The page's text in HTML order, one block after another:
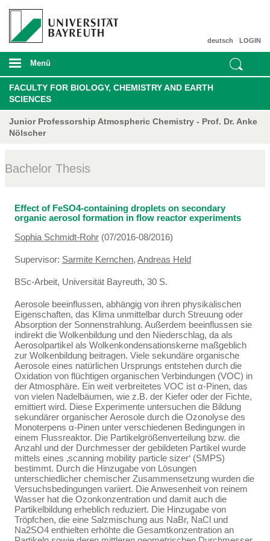
LOGIN
deutsch
Menü
FACULTY FOR BIOLOGY, CHEMISTRY AND EARTH
SCIENCES
Junior Professorship Atmospheric Chemistry - Prof. Dr. Anke
Nölscher
Bachelor Thesis
Effect of FeSO4-containing droplets on secondary
organic aerosol formation in flow reactor experiments
Sophia Schmidt-Rohr (07/2016-08/2016)
Supervisor: Sarmite Kernchen, Andreas Held
BSc-Arbeit, Universität Bayreuth, 30 S.
Aerosole beeinflussen, abhängig von ihren physikalischen
Eigenschaften, das Klima unmittelbar durch Streuung oder
Absorption der Sonnenstrahlung. Außerdem beeinflussen sie
indirekt die Wolkenbildung und den Niederschlag, da als
Aerosolpartikel als Wolkenkondensationskerne maßgeblich
zur Wolkenbildung beitragen. Viele sekundäre organische
Aerosole eines natürlichen Ursprungs entstehen durch die
Oxidation von flüchtigen organischen Verbindungen (VOC) in
der Atmosphäre. Ein weit verbreitetes VOC ist α-Pinen, das
von vielen Nadelbäumen, wie z.B. der Kiefer oder der Fichte,
emittiert wird. Diese Experimente untersuchen die Bildung
sekundärer organischer Aerosole durch die Ozonolyse des
Monoterpens α-Pinen unter verschiedenen Bedingungen in
einem Flussreaktor. Die Partikelgrößenverteilung bzw. die
Anzahl und der Durchmesser der gebildeten Partikel wurde
mittels eines ‚scanning mobility particle sizer‘ (SMPS)
bestimmt. Durch die Hinzugabe von Lösungen
unterschiedlicher chemischer Zusammensetzung wurden die
Versuchsbedingungen variiert. Die Anwesenheit von reinem
Wasser hat die Ozonkonzentration und damit auch die
Partikelbildung erheblich reduziert. Die Hinzugabe von
Tröpfchen, die eine Salzmischung aus NaBr, NaCl und
Na2SO4 enthielten erhöhte die Gesamtkonzentration an